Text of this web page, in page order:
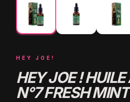
HEY JOE!
HEY JOE ! HUILE
N°7 FRESH